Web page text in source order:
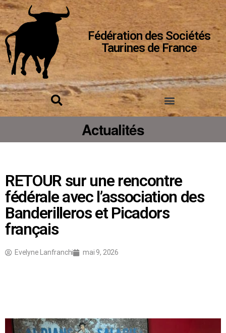
Fédération des Sociétés
Taurines de France
Actualités
RETOUR sur une rencontre
fédérale avec l’association des
Banderilleros et Picadors
français
Evelyne Lanfranchi mai 9, 2026